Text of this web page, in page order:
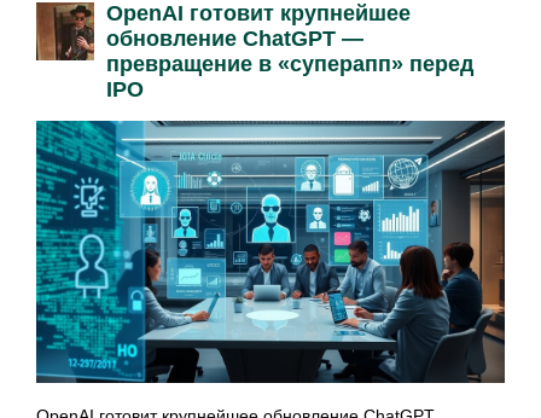
OpenAI готовит крупнейшее
обновление ChatGPT —
превращение в «суперапп» перед
IPO